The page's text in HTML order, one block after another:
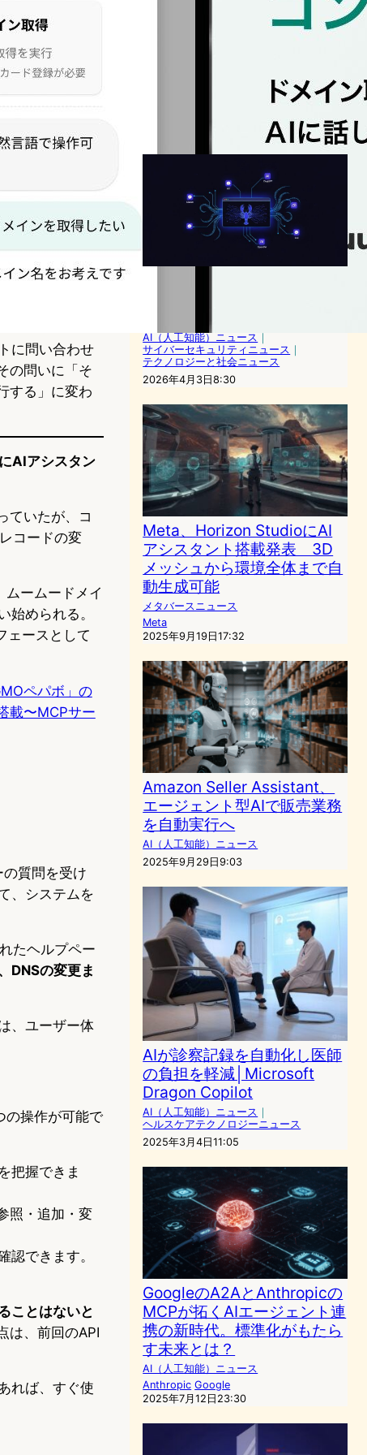
に問い合わせ
の問いに「そ
する」に変わ
AIアシスタン
ていたが、コ
コードの変
ムームードメイ
始められる。
ェースとして
ペパボ」の
載〜MCPサー
質問を受け
、システムを
たヘルプペー
DNSの変更ま
、ユーザー体
の操作が可能で
把握できま
照・追加・変
できます。
ことはないと
は、前回のAPI
れば、すぐ使
Manus、AIエージェントが必
要なコネクタを「提案」する
新機能──Meta傘下の宙吊り
テクノロジーと社会ニュース ｜
AI（人工知能）ニュース ｜
サイバーセキュリティニュース ｜
テクノロジーと社会ニュース
2026年4月3日8:30
Meta、Horizon StudioにAI
アシスタント搭載発表 3D
メッシュから環境全体まで自
動生成可能
メタバースニュース
Meta
2025年9月19日17:32
Amazon Seller Assistant、
エージェント型AIで販売業務
を自動実行へ
AI（人工知能）ニュース
2025年9月29日9:03
AIが診察記録を自動化し医師
の負担を軽減│Microsoft
Dragon Copilot
AI（人工知能）ニュース ｜
ヘルスケアテクノロジーニュース
2025年3月4日11:05
GoogleのA2AとAnthropicの
MCPが拓くAIエージェント連
携の新時代。標準化がもたら
す未来とは？
AI（人工知能）ニュース
Anthropic Google
2025年7月12日23:30